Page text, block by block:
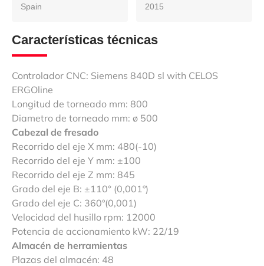
Spain
2015
Características técnicas
Controlador CNC: Siemens 840D sl with CELOS
ERGOline
Longitud de torneado mm: 800
Diametro de torneado mm: ø 500
Cabezal de fresado
Recorrido del eje X mm: 480(-10)
Recorrido del eje Y mm: ±100
Recorrido del eje Z mm: 845
Grado del eje B: ±110° (0,001º)
Grado del eje C: 360º(0,001)
Velocidad del husillo rpm: 12000
Potencia de accionamiento kW: 22/19
Almacén de herramientas
Plazas del almacén: 48